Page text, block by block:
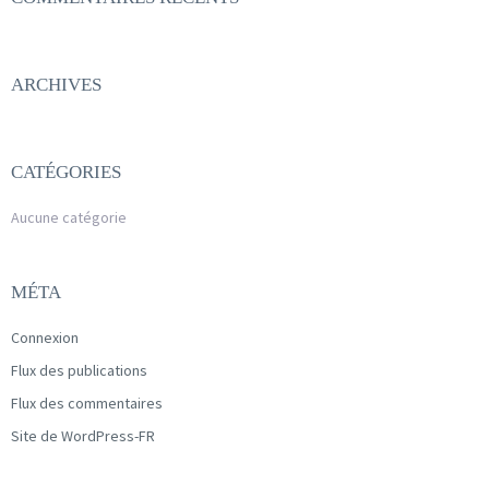
ARCHIVES
CATÉGORIES
Aucune catégorie
MÉTA
Connexion
Flux des publications
Flux des commentaires
Site de WordPress-FR